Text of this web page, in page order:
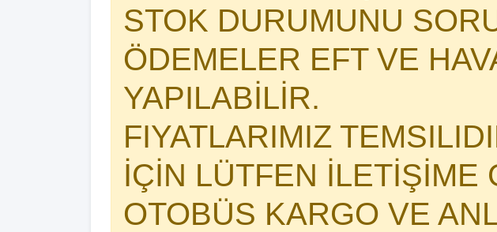
STOK DURUMUNU
ÖDEMELER EFT VE
YAPILABİLİR.
FIYATLARIMIZ
İÇİN LÜTFEN İLETİŞİME
OTOBÜS KARGO VE